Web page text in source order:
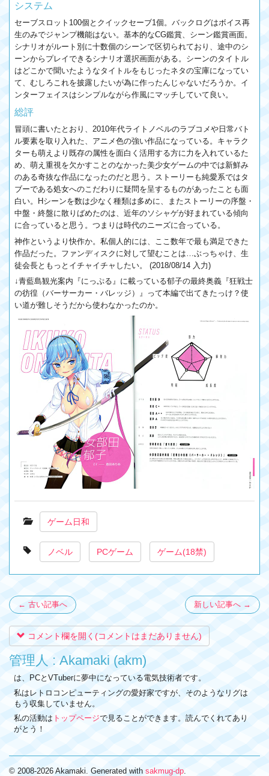
システム
セーブスロット100個とクイックセーブ1個。バックログはボイス再
生のみでジャンプ機能はない。基本的なCG鑑賞、シーン鑑賞画面。
シナリオがルート別に十数個のシーンで区切られており、途中のシ
ーンからプレイできるシナリオ選択画面がある。シーンのタイトル
はどこかで聞いたようなタイトルをもじったネタの宝庫になってい
て、むしろこれを披露したいが為に作ったんじゃないだろうか。イ
ンターフェイスはシンプルながら作風にマッチしていて良い。
総評
冒頭に書いたとおり、2010年代ライトノベルのラブコメや日常バト
ル要素を取り入れた、アニメ色の強い作品になっている。キャラク
ターも萌えより既存の属性を面白く活用する方に力を入れているた
め、萌え重視を欠かすことのなかった美少女ゲームの中では新鮮み
のある奇抜な作品になったのだと思う。ストーリーも純愛系ではタ
ブーである処女へのこだわりに疑問を呈するものがあったことも面
白い。Hシーンを数は少なく種類は多めに、またストーリーの序盤・
中盤・終盤に散りばめたのは、近年のソシャゲが好まれている傾向
に合っていると思う。つまりは時代のニーズに合っている。
神作というより快作か。私個人的には、ここ数年で最も満足できた
作品だった。ファンディスクに対して望むことは…ぶっちゃけ、生
徒会長ともっとイチャイチャしたい。 (2018/08/14 入力)
↓青藍島観光案内『にっぷる』に載っている郁子の最終奥義『狂戦士
の彷徨（バーサーカー・バレッジ）』って本編で出てきたっけ？使
い道が難しそうだから使わなかったのか。
ゲーム日和
ノベル PCゲーム ゲーム(18禁)
← 古い記事へ 新しい記事へ →
コメント欄を開く(コメントはまだありません)
管理人 : Akamaki (akm)
は、PCとVTuberに夢中になっている電気技術者です。
私はレトロコンピューティングの愛好家ですが、そのようなリグは
もう収集していません。
私の活動は トップページで見ることができます。読んでくれてあり
がとう！
© 2008-2026 Akamaki. Generated with sakmug-dp .